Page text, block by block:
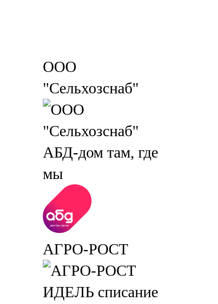
ООО
"Сельхозснаб"
АБД-дом там, где
мы
АГРО-РОСТ
ИДЕЛЬ списание